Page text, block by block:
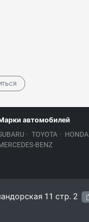
автомобилей
· TOYOTA · HONDA
BENZ
11 стр. 2